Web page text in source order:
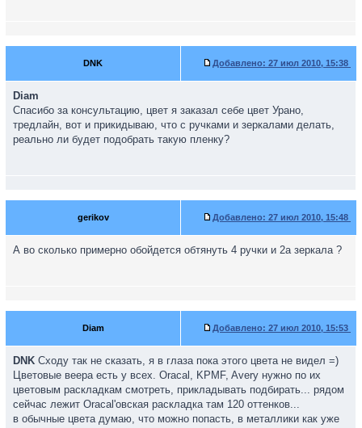
DNK Добавлено: 27 июл 2010, 15:38
Diam
Спасибо за консультацию, цвет я заказал себе цвет Урано,
тредлайн, вот и прикидываю, что с ручками и зеркалами делать,
реально ли будет подобрать такую пленку?
gerikov Добавлено: 27 июл 2010, 15:48
А во сколько примерно обойдется обтянуть 4 ручки и 2а зеркала ?
Diam Добавлено: 27 июл 2010, 15:53
DNK Сходу так не сказать, я в глаза пока этого цвета не видел =)
Цветовые веера есть у всех. Oracal, KPMF, Avery нужно по их
цветовым раскладкам смотреть, прикладывать подбирать... рядом
сейчас лежит Oracal'овская раскладка там 120 оттенков...
в обычные цвета думаю, что можно попасть, в металлики как уже